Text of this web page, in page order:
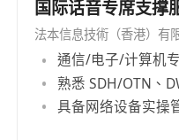
国际话音专席支撑
法本信息技術（香港）有
通信/电子/计算机
熟悉 SDH/OTN、
具备网络设备实操